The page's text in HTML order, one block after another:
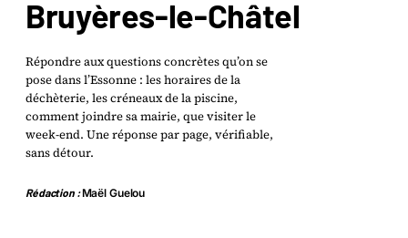
Bruyères-le-Châtel
Répondre aux questions concrètes qu’on se
pose dans l’Essonne : les horaires de la
déchèterie, les créneaux de la piscine,
comment joindre sa mairie, que visiter le
week-end. Une réponse par page, vérifiable,
sans détour.
Rédaction :Maël Guelou